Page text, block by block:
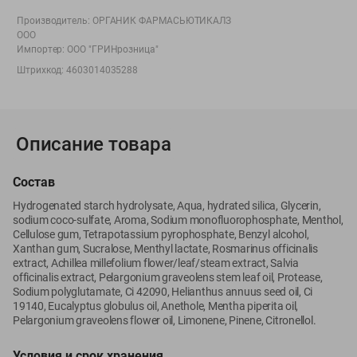
Корпоративный сайт Green
Минске.
Номер уполномоченных рассматривать обращения покупателей в
соответствии с законодательством об обращениях граждан и
юридических лиц: Отдел торговли и услуг Администрации
Фрунзенского района г. Минска + 375 17 272 73 84 .
Номер и адрес электронной почты лица, уполномоченного
продавцом рассматривать обращения покупателей о нарушении их
прав, предусмотренных законодательством о защите прав
потребителей: +375 44 560-60-61, shop@green-dostavka.by.
Производитель: ОРГАНИК ФАРМАСЬЮТИКАЛЗ
ООО
Импортер: ООО "ГРИНрозница"
Штрихкод:4603014035288
Описание товара
Состав
Hydrogenated starch hydrolysate, Aqua, hydrated silica, Glycerin,
sodium coco-sulfate, Aroma, Sodium monofluorophosphate, Menthol,
Cellulose gum, Tetrapotassium pyrophosphate, Benzyl alcohol,
Xanthan gum, Sucralose, Menthyl lactate, Rosmarinus officinalis
ехtrаct, Achillea millefolium flower/leaf/steam extract, Salvia
officinalis extract, Pelargonium graveolens stem leaf oil, Protease,
Sodium polyglutamate, Ci 42090, Helianthus annuus seed oil, Ci
19140, Eucalyptus globulus oil, Anethole, Mentha piperita oil,
Pelargonium graveolens flower oil, Limonene, Pinene, Citronellol.